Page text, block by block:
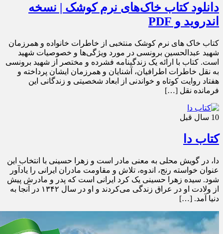
دانلود کتاب خاک‌های نرم کوشک | نسخه
اندروید و PDF
کتاب خاک های نرم کوشک منتخبی از خاطرات خانواده و همرزمان
شهید عبدالحسین برونسی در مورد ویژگی‌ها و خصوصیات شهید
است. کتاب با ارائه یک زندگینامه فشرده و مختصر از شهید برونسی
به نقل خاطرات اطرافیان، آشنایان و همرزمان ایشان پرداخته و
هفتاد روایت کوتاه و خواندنی از ابعاد شخصیتی و زندگانی این
فرمانده نقل […]
10 سال قبل
کتاب دا
دا، در گویش محلی به معنی مادر است و زهرا حسینی با انتخاب این
عنوان خواسته رنج، اندوه، تلاش و مقاومت مادران ایرانی را یادآور
شود. سیده زهرا حسینی یک کرد ایرانی است که پدر و مادرش پیش
از ولادت او در عراق زندگی می‌کردند و او در سال ١٣۴٢ در آنجا به
دنیا آمد. […]